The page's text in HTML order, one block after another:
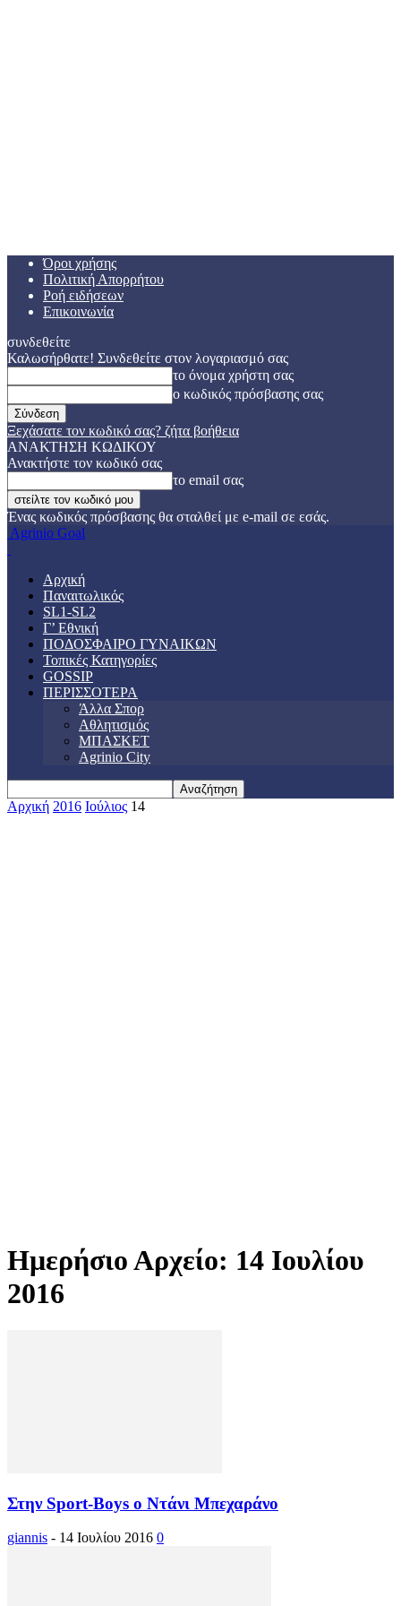
Όροι χρήσης
Πολιτική Απορρήτου
Ροή ειδήσεων
Επικοινωνία
συνδεθείτε
Καλωσήρθατε! Συνδεθείτε στον λογαριασμό σας
το όνομα χρήστη σας
ο κωδικός πρόσβασης σας
Ξεχάσατε τον κωδικό σας? ζήτα βοήθεια
ΑΝΑΚΤΗΣΗ ΚΩΔΙΚΟΥ
Ανακτήστε τον κωδικό σας
το email σας
Ένας κωδικός πρόσβασης θα σταλθεί με e-mail σε εσάς.
Agrinio Goal
Αρχική
Παναιτωλικός
SL1-SL2
Γ’ Εθνική
ΠΟΔΟΣΦΑΙΡΟ ΓΥΝΑΙΚΩΝ
Τοπικές Κατηγορίες
GOSSIP
ΠΕΡΙΣΣΟΤΕΡΑ
Άλλα Σπορ
Αθλητισμός
ΜΠΑΣΚΕΤ
Agrinio City
Αρχική 2016 Ιούλιος 14
Ημερήσιο Αρχείο: 14 Ιουλίου
2016
Στην Sport-Boys ο Ντάνι Μπεχαράνο
giannis - 14 Ιουλίου 2016 0